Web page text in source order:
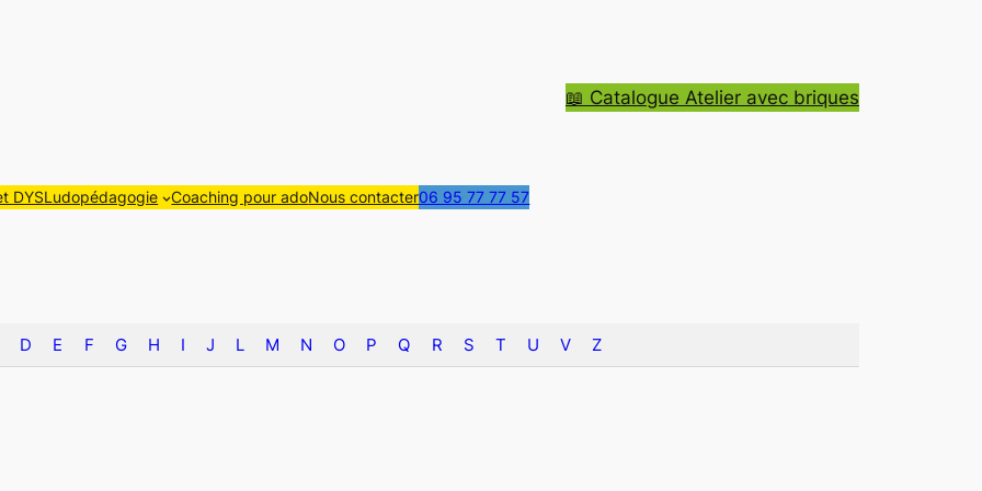
📖 Catalogue Atelier avec briques
DYSLudopédagogie Coaching pour adoNous contacter06 95 77 77 57
D E F G H I J L M N O P Q R S T U V Z